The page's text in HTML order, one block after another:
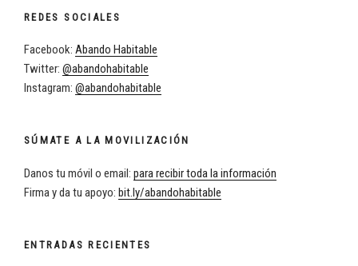
REDES SOCIALES
Facebook: Abando Habitable
Twitter: @abandohabitable
Instagram: @abandohabitable
SÚMATE A LA MOVILIZACIÓN
Danos tu móvil o email: para recibir toda la información
Firma y da tu apoyo: bit.ly/abandohabitable
ENTRADAS RECIENTES